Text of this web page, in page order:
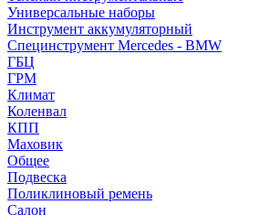
Универсальные наборы
Инструмент аккумуляторный
Специнструмент Mercedes - BMW
ГБЦ
ГРМ
Климат
Коленвал
КПП
Маховик
Общее
Подвеска
Поликлиновый ремень
Салон